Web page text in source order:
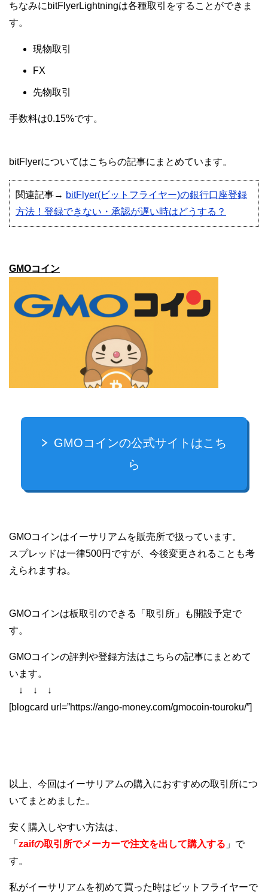
ちなみにbitFlyerLightningは各種取引をすることができま
す。
現物取引
FX
先物取引
手数料は0.15%です。
bitFlyerについてはこちらの記事にまとめています。
関連記事→ bitFlyer(ビットフライヤー)の銀行口座登録
方法！登録できない・承認が遅い時はどうする？
GMOコイン
GMOコインの公式サイトはこち
ら
GMOコインはイーサリアムを販売所で扱っています。
スプレッドは一律500円ですが、今後変更されることも考
えられますね。
GMOコインは板取引のできる「取引所」も開設予定で
す。
GMOコインの評判や登録方法はこちらの記事にまとめて
います。
↓ ↓ ↓
[blogcard url=”https://ango-money.com/gmocoin-touroku/”]
以上、今回はイーサリアムの購入におすすめの取引所につ
いてまとめました。
安く購入しやすい方法は、
「 zaifの取引所でメーカーで注文を出して購入する 」で
す。
私がイーサリアムを初めて買った時はビットフライヤーで